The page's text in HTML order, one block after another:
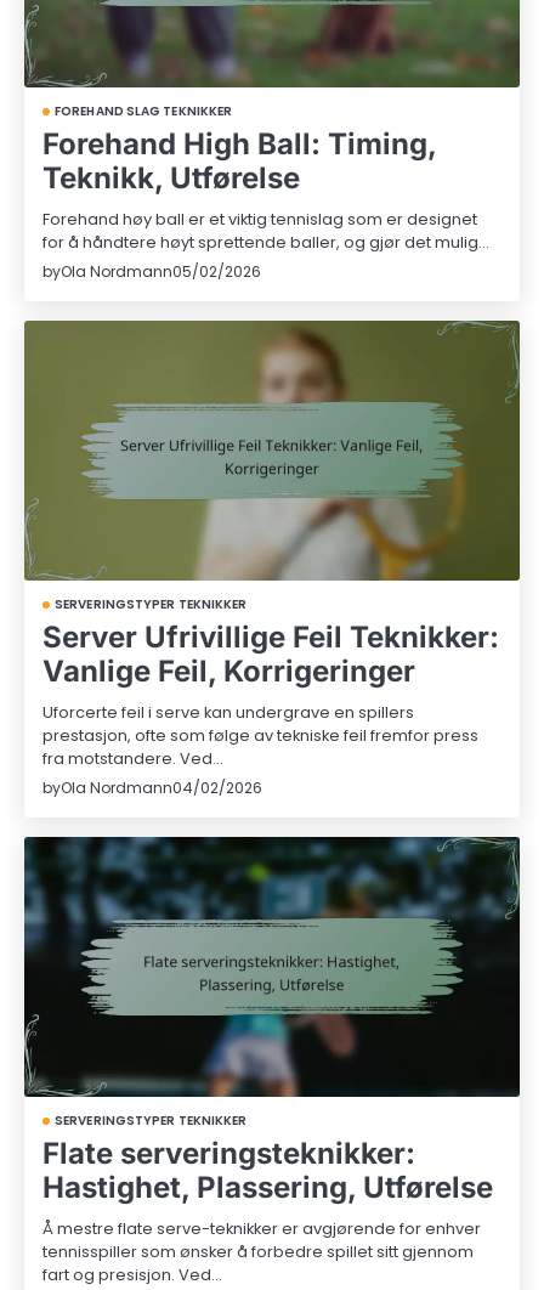
FOREHAND SLAG TEKNIKKER
Forehand High Ball: Timing,
Teknikk, Utførelse
Forehand høy ball er et viktig tennislag som er designet
for å håndtere høyt sprettende baller, og gjør det mulig…
byOla Nordmann05/02/2026
SERVERINGSTYPER TEKNIKKER
Server Ufrivillige Feil Teknikker:
Vanlige Feil, Korrigeringer
Uforcerte feil i serve kan undergrave en spillers
prestasjon, ofte som følge av tekniske feil fremfor press
fra motstandere. Ved…
byOla Nordmann04/02/2026
SERVERINGSTYPER TEKNIKKER
Flate serveringsteknikker:
Hastighet, Plassering, Utførelse
Å mestre flate serve-teknikker er avgjørende for enhver
tennisspiller som ønsker å forbedre spillet sitt gjennom
fart og presisjon. Ved…